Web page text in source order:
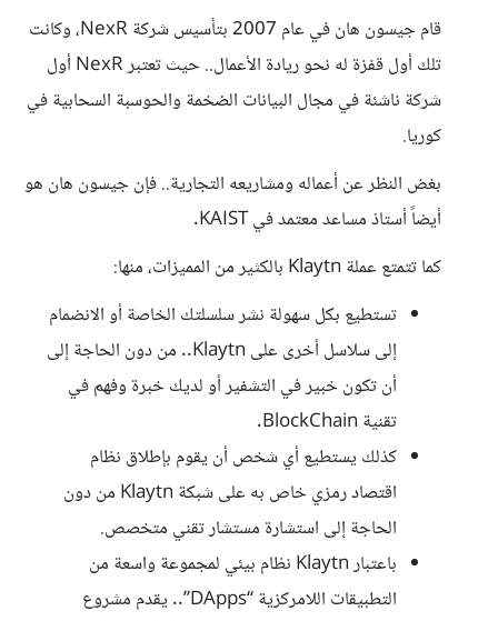
قام جيسون هان في عام 2007 بتأسيس شركة NexR، وكانت
تلك أول قفزة له نحو ريادة الأعمال.. حيث تعتبر NexR أول
شركة ناشئة في مجال البيانات الضخمة والحوسبة السحابية في
كوريا.
بغض النظر عن أعماله ومشاريعه التجارية.. فإن جيسون هان هو
أيضاً أستاذ مساعد معتمد في KAIST.
كما تتمتع عملة Klaytn بالكثير من المميزات، منها:
تستطيع بكل سهولة نشر سلسلتك الخاصة أو الانضمام
إلى سلاسل أخرى على Klaytn.. من دون الحاجة إلى
أن تكون خبير في التشفير أو لديك خبرة وفهم في
تقنية BlockChain.
كذلك يستطيع أي شخص أن يقوم بإطلاق نظام
اقتصاد رمزي خاص به على شبكة Klaytn من دون
الحاجة إلى استشارة مستشار تقني متخصص.
باعتبار Klaytn نظام بيئي لمجموعة واسعة من
التطبيقات اللامركزية “DApps”.. يقدم مشروع